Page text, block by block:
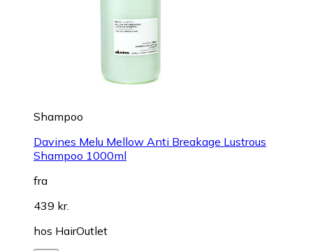
Shampoo
Davines Melu Mellow Anti Breakage Lustrous
Shampoo 1000ml
fra
439 kr.
hos HairOutlet